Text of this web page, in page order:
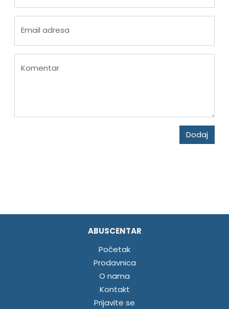
Email adresa
Komentar
Dodaj
ABUSCENTAR
Početak
Prodavnica
O nama
Kontakt
Prijavite se